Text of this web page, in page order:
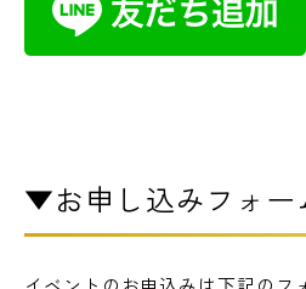
▼お申し込みフォー
イ